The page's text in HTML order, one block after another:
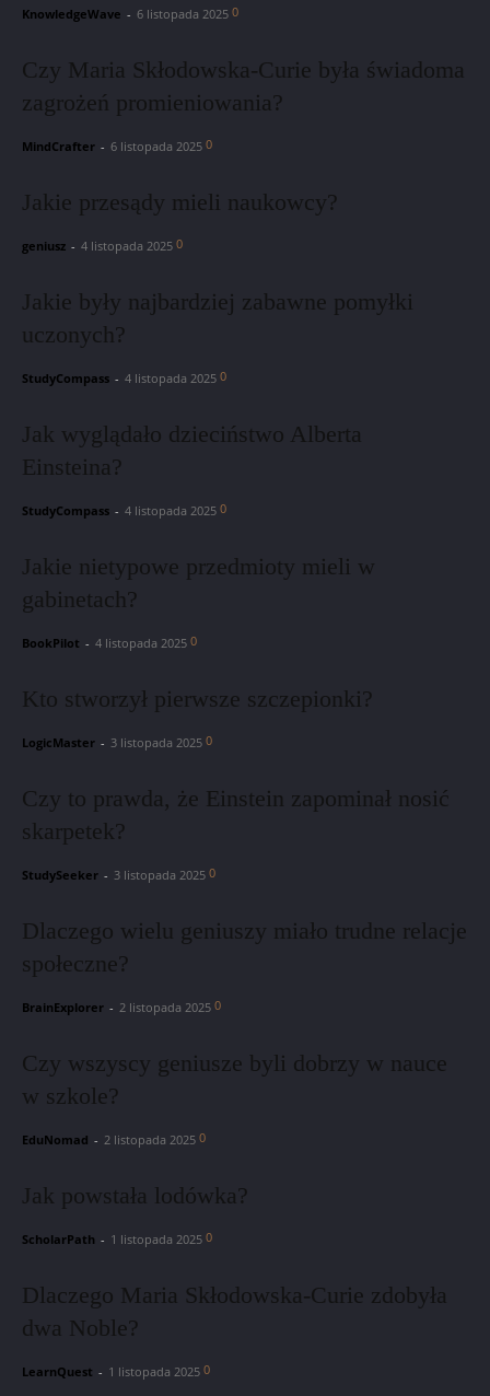
KnowledgeWave - 6 listopada 2025 0
Czy Maria Skłodowska-Curie była świadoma
zagrożeń promieniowania?
MindCrafter - 6 listopada 2025 0
Jakie przesądy mieli naukowcy?
geniusz - 4 listopada 2025 0
Jakie były najbardziej zabawne pomyłki
uczonych?
StudyCompass - 4 listopada 2025 0
Jak wyglądało dzieciństwo Alberta
Einsteina?
StudyCompass - 4 listopada 2025 0
Jakie nietypowe przedmioty mieli w
gabinetach?
BookPilot - 4 listopada 2025 0
Kto stworzył pierwsze szczepionki?
LogicMaster - 3 listopada 2025 0
Czy to prawda, że Einstein zapominał nosić
skarpetek?
StudySeeker - 3 listopada 2025 0
Dlaczego wielu geniuszy miało trudne relacje
społeczne?
BrainExplorer - 2 listopada 2025 0
Czy wszyscy geniusze byli dobrzy w nauce
w szkole?
EduNomad - 2 listopada 2025 0
Jak powstała lodówka?
ScholarPath - 1 listopada 2025 0
Dlaczego Maria Skłodowska-Curie zdobyła
dwa Noble?
LearnQuest - 1 listopada 2025 0